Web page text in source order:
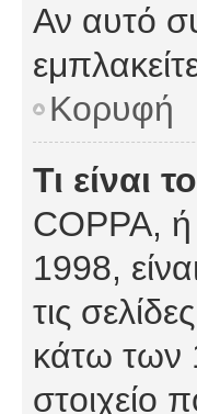
Αν αυτό
Κορυφή
Τι είναι
COPPA, ή
1998,
τις
κάτω των
στοιχείο